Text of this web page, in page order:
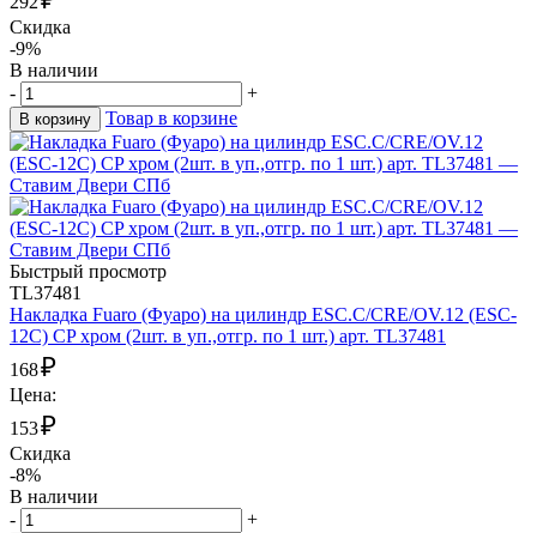
Скидка
-9%
В наличии
-
+
В корзину Товар в корзине
Быстрый просмотр
TL37481
Накладка Fuaro (Фуаро) на цилиндр ESC.C/CRE/OV.12 (ESC-
12C) CP хром (2шт. в уп.,отгр. по 1 шт.) арт. TL37481
168₽
Цена:
153₽
Скидка
-8%
В наличии
-
+